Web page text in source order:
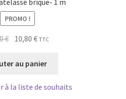
brique- 1 m
PROMO !
€ Le
initial
13,50 €.
10,80€Le
actuel
10,80 €.
TTC
au panier
à la liste de souhaits